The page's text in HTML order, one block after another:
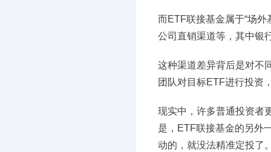
而ETF联接基金属于“场
公司直销渠道等，其中银
这种渠道差异背后是对不
团队对目标ETF进行投资
现实中，许多普通投资者
是，ETF联接基金的另外
动的，就没法精准定投了